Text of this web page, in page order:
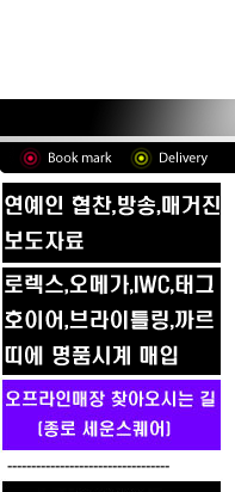
----------------------------------